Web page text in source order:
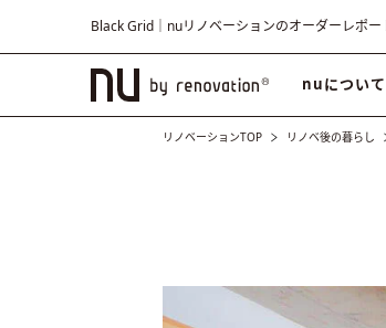
Black Grid｜nuリノベーションのオーダーレポー
nuについて
リノベーションTOP リノベ後の暮らし